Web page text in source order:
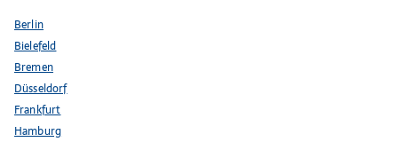
Berlin
Bielefeld
Bremen
Düsseldorf
Frankfurt
Hamburg